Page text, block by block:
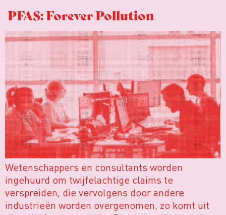
PFAS: Forever Pollution
Wetenschappers en consultants worden
ingehuurd om twijfelachtige claims te
verspreiden, die vervolgens door andere
industrieën worden overgenomen, zo komt uit